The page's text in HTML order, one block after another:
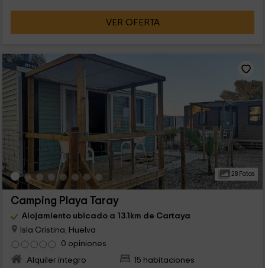
VER OFERTA
28 Fotos
Camping Playa Taray
Alojamiento ubicado a 13.1km de Cartaya
Isla Cristina, Huelva
0 opiniones
Alquiler íntegro
15 habitaciones